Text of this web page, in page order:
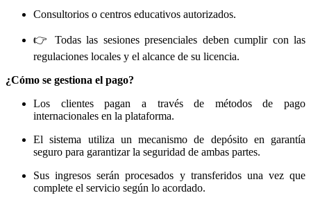
Consultorios o centros educativos autorizados.
👉 Todas las sesiones presenciales deben cumplir con las
regulaciones locales y el alcance de su licencia.
¿Cómo se gestiona el pago?
Los clientes pagan a través de métodos de pago
internacionales en la plataforma.
El sistema utiliza un mecanismo de depósito en garantía
seguro para garantizar la seguridad de ambas partes.
Sus ingresos serán procesados ​​y transferidos una vez que
complete el servicio según lo acordado.